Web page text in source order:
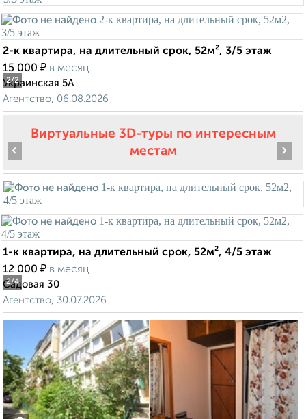
2/2
2-к квартира, на длительный срок, 52м², 3/5 этаж
15 000 ₽ в месяц
Украинская 5А
Агентство, 06.08.2026
Виртуальные 3D-туры по интересным
местам
2/4
‹ ›
1-к квартира, на длительный срок, 52м², 4/5 этаж
12 000 ₽ в месяц
Садовая 30
Агентство, 30.07.2026